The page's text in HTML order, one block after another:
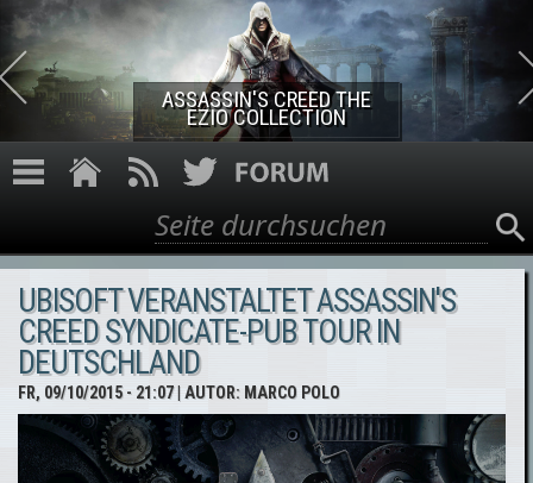
Direkt zum Inhalt
ASSASSIN'S CREED THE
EZIO COLLECTION
Suchformular
Suche
UBISOFT VERANSTALTET ASSASSIN'S
CREED SYNDICATE-PUB TOUR IN
DEUTSCHLAND
FR, 09/10/2015 - 21:07| AUTOR: MARCO POLO